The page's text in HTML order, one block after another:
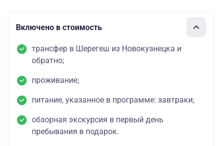
Включено в стоимость
трансфер в Шерегеш из Новокузнецка и
обратно;
проживание;
питание, указанное в программе: завтраки;
обзорная экскурсия в первый день
пребывания в подарок.